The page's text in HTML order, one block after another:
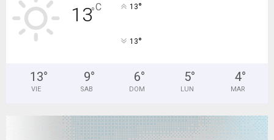
13°C 13°
13°
13°
VIE
9°
SAB
6°
DOM
5°
LUN
4°
MAR